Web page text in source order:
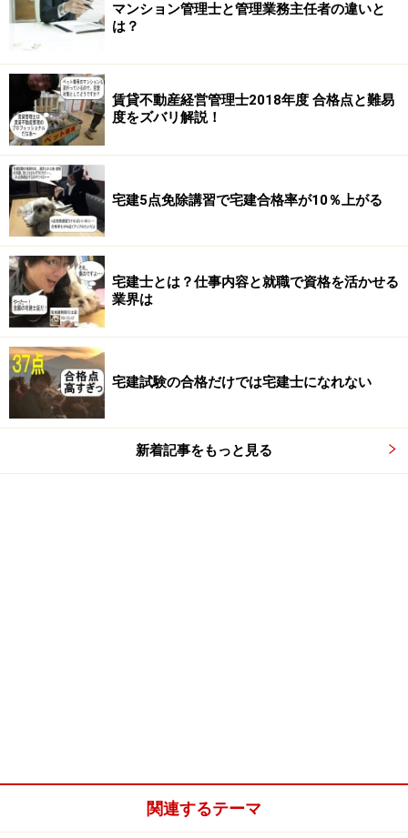
マンション管理士と管理業務主任者の違いと
は？
賃貸不動産経営管理士2018年度 合格点と難易
度をズバリ解説！
宅建5点免除講習で宅建合格率が10％上がる
宅建士とは？仕事内容と就職で資格を活かせる
業界は
宅建試験の合格だけでは宅建士になれない
新着記事をもっと見る
関連するテーマ